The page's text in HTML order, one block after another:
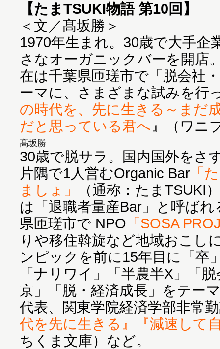
【たまTSUKI物語 第10回】
＜文／髙坂勝＞
1970年生まれ。30歳で大手企
さなオーガニックバーを開店
在は千葉県匝瑳市で「脱会社
ーマに、さまざまな試みを行
の時代を、先に生きる～まだ
だと思っている君へ 』（ワニ
髙坂勝
30歳で脱サラ。国内国外をさ
片隅で1人営むOrganic Bar 「
ましょ」
（通称：たまTSUKI
は「退職者量産Bar」と呼ば
県匝瑳市で NPO 「SOSA
りや移住斡旋など地域おこし
ンピックを前に15年目に「卒
「ナリワイ」「半農半X」「
京」「脱・経済成長」をテー
代表、関東学院経済学部非常
代を先に生きる』
『減速して
ちくま文庫）など。